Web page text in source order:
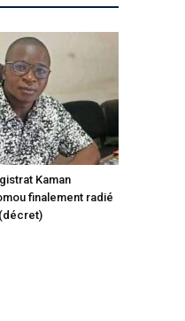
Kaman
finalement radié